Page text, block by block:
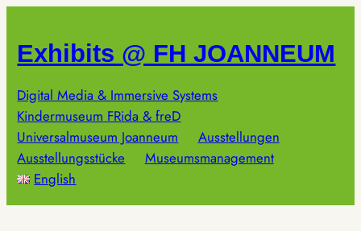
springen
Exhibits @ FH JOANNEUM
Digital Media & Immersive Systems
Kindermuseum FRida & freD
Universalmuseum Joanneum
Ausstellungen
Ausstellungsstücke
Museumsmanagement
English